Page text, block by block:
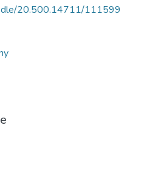
20.500.14711/111599